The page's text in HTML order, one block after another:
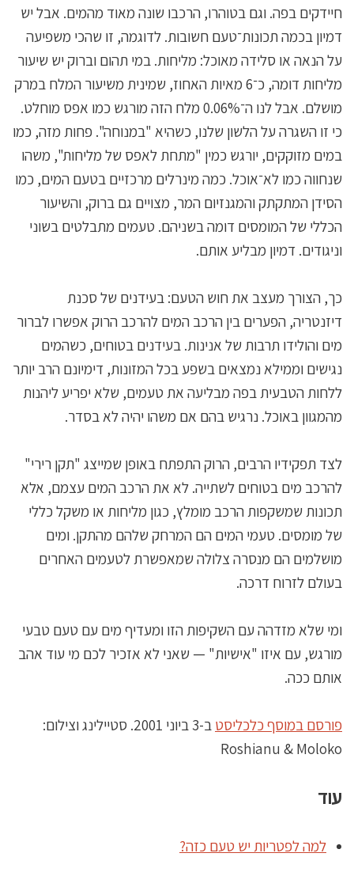
חיידקים בפה. וגם בטוהרו, הרכבו שונה מאוד מהמים. אבל יש
דמיון בכמה תכונות־טעם חשובות. לדוגמה, זו שהכי משפיעה
על הנאה או סלידה מאוכל: מליחות. במי תהום וברוק יש שיעור
מליחות דומה, כ־6 מאיות האחוז, שמינית משיעור המלח במרק
מושלם. אבל לנו ה־0.06% מלח הזה מורגש כמו אפס מוחלט.
כי זו השגרה על הלשון שלנו, כשהיא "במנוחה". פחות מזה, כמו
במים מזוקקים, יורגש כמין "מתחת לאפס של מליחות", משהו
שנחווה כמו לא־אוכל. כמה מינרלים מרכזיים בטעם המים, כמו
הסידן המתקתק והמגנזיום המר, מצויים גם ברוק, והשיעור
הכללי של המומסים דומה בשניהם. טעמים מתבלטים בשוני
וניגודים. דמיון מבליע אותם.
כך, הצורך מעצב את חוש הטעם: בעידנים של סכנת
דיזנטריה, הפערים בין הרכב המים להרכב הרוק אפשרו לברור
מים והולידו תרבות של אנינות. בעידנים בטוחים, כשהמים
נגישים וממילא נמצאים בשפע בכל המזונות, דימיונם הרב יותר
ללחות הטבעית בפה מבליעה את טעמים, שלא יפריע ליהנות
מהמגוון באוכל. נרגיש בהם אם משהו יהיה לא בסדר.
לצד תפקידיו הרבים, הרוק התפתח באופן שמייצג "תקן רירי"
להרכב מים בטוחים לשתייה. לא את הרכב המים עצמם, אלא
תכונות שמשקפות הרכב מומלץ, כגון מליחות או משקל כללי
של מומסים. טעמי המים הם המרחק שלהם מהתקן. ומים
מושלמים הם מנסרה צלולה שמאפשרת לטעמים האחרים
בעולם לזרוח דרכה.
ומי שלא מזדהה עם השקיפות הזו ומעדיף מים עם טעם טבעי
מורגש, עם איזו "אישיות" — שאני לא אזכיר לכם מי עוד אהב
אותם ככה.
פורסם במוסף כלכליסט
ב-3 ביוני 2001. סטיילינג וצילום:
Roshianu & Moloko
עוד
למה לפטריות יש טעם כזה?